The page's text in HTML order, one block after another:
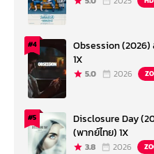
#4
Obsession
1X
5.0 2026
#5
Disclosure Day
(พากย์ไทย) 1X
3.8 2026